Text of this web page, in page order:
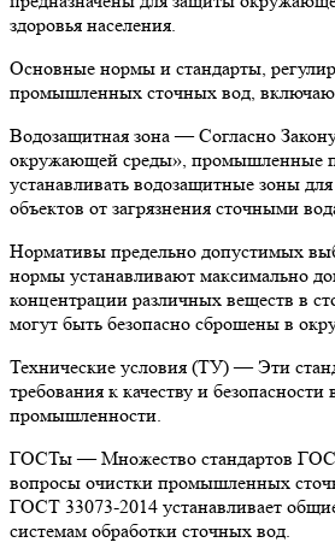
здоровья населения.
Основные нормы и стандарты,
промышленных сточных вод,
Водозащитная зона — Согласно
окружающей среды», промышленные
устанавливать водозащитные зоны
объектов от загрязнения сточными
Нормативы предельно допустимых
нормы устанавливают максимально
концентрации различных веществ в
могут быть безопасно сброшены в
Технические условия (ТУ) — Эти
требования к качеству и
промышленности.
ГОСТы — Множество стандартов
вопросы очистки промышленных
ГОСТ 33073-2014 устанавливает
системам обработки сточных вод.